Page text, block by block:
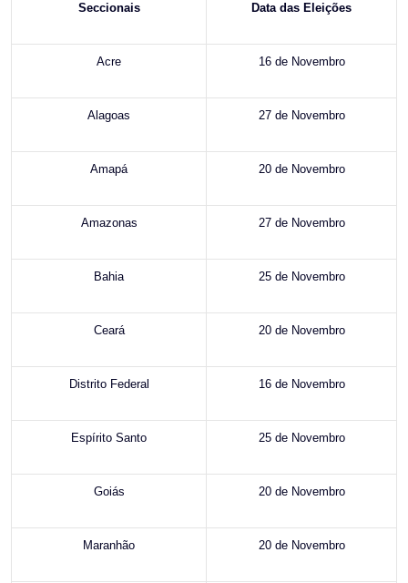
Seccionais Data das Eleições
Acre 16 de Novembro
Alagoas 27 de Novembro
Amapá 20 de Novembro
Amazonas 27 de Novembro
Bahia 25 de Novembro
Ceará 20 de Novembro
Distrito Federal 16 de Novembro
Espírito Santo 25 de Novembro
Goiás 20 de Novembro
Maranhão 20 de Novembro